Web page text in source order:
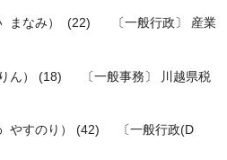
なみ） (22) 〔一般行政〕 産業
） (18) 〔一般事務〕 川越県税
やすのり） (42) 〔一般行政(D